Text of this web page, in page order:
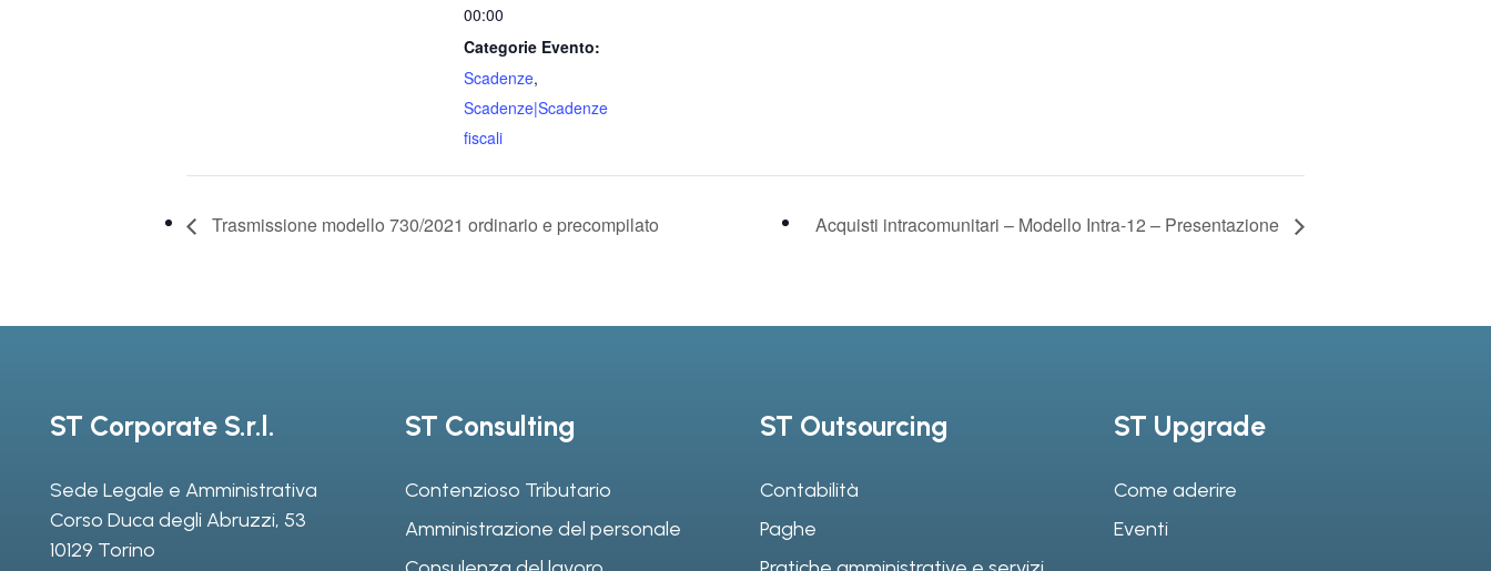
00:00
Categorie Evento:
Scadenze,
Scadenze|Scadenze
fiscali
Trasmissione modello 730/2021 ordinario e precompilato Acquisti intracomunitari – Modello Intra-12 – Presentazione
ST Corporate S.r.l.
Sede Legale e Amministrativa
Corso Duca degli Abruzzi, 53
10129 Torino
ST Consulting
Contenzioso Tributario
Amministrazione del personale
ST Outsourcing
Contabilità
Paghe
ST Upgrade
Come aderire
Eventi